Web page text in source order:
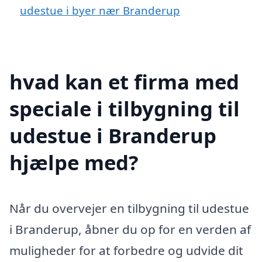
udestue i byer nær Branderup
hvad kan et firma med
speciale i tilbygning til
udestue i Branderup
hjælpe med?
Når du overvejer en tilbygning til udestue
i Branderup, åbner du op for en verden af
muligheder for at forbedre og udvide dit